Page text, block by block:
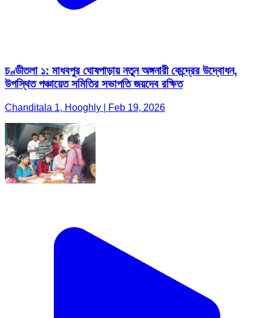
চণ্ডীতলা ১: মাধবপুর ঘোষপাড়ায় নতুন অঙ্গনারী কেন্দ্রের উদ্বোধন,
উপস্থিত পঞ্চায়েত সমিতির সভাপতি জয়দেব রক্ষিত
Chanditala 1, Hooghly | Feb 19, 2026